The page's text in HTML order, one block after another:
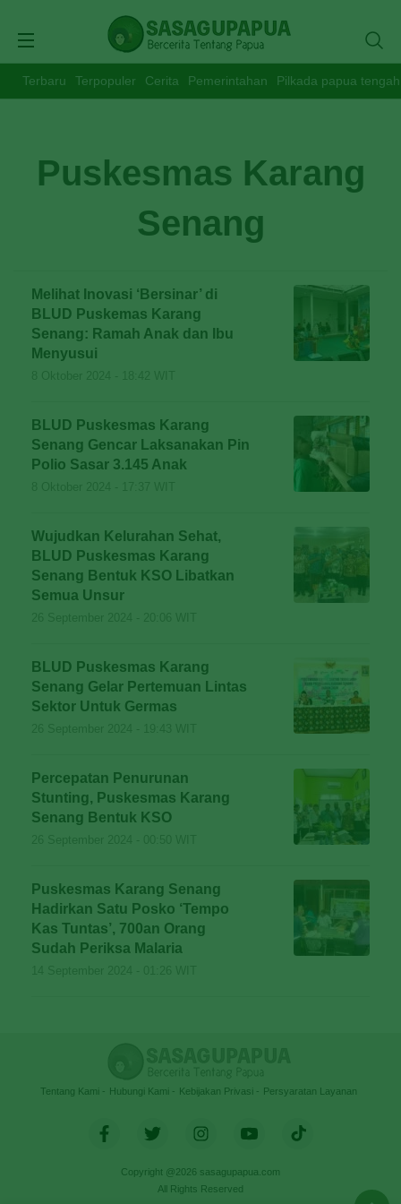
Terbaru Terpopuler Cerita Pemerintahan Pilkada papua tengah
Puskesmas Karang
Senang
Melihat Inovasi ‘Bersinar’ di
BLUD Puskemas Karang
Senang: Ramah Anak dan Ibu
Menyusui
BLUD Puskesmas Karang
Senang Gencar Laksanakan Pin
Polio Sasar 3.145 Anak
Wujudkan Kelurahan Sehat,
BLUD Puskesmas Karang
Senang Bentuk KSO Libatkan
Semua Unsur
BLUD Puskesmas Karang
Senang Gelar Pertemuan Lintas
Sektor Untuk Germas
Percepatan Penurunan
Stunting, Puskesmas Karang
Senang Bentuk KSO
Puskesmas Karang Senang
Hadirkan Satu Posko ‘Tempo
Kas Tuntas’, 700an Orang
Sudah Periksa Malaria
Tentang Kami Hubungi Kami Kebijakan Privasi Persyaratan Layanan
Copyright @2026 sasagupapua.com
All Rights Reserved